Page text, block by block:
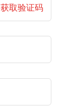
获取验证码